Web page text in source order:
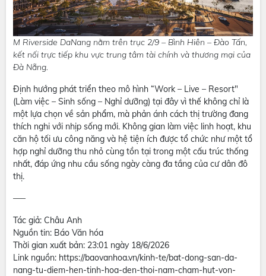
M Riverside DaNang nằm trên trục 2/9 – Bình Hiên – Đào Tấn,
kết nối trực tiếp khu vực trung tâm tài chính và thương mại của
Đà Nẵng.
Định hướng phát triển theo mô hình “Work – Live – Resort"
(Làm việc – Sinh sống – Nghỉ dưỡng) tại đây vì thế không chỉ là
một lựa chọn về sản phẩm, mà phản ánh cách thị trường đang
thích nghi với nhịp sống mới. Không gian làm việc linh hoạt, khu
căn hộ tối ưu công năng và hệ tiện ích được tổ chức như một tổ
hợp nghỉ dưỡng thu nhỏ cùng tồn tại trong một cấu trúc thống
nhất, đáp ứng nhu cầu sống ngày càng đa tầng của cư dân đô
thị.
—–
Tác giả: Châu Anh
Nguồn tin: Báo Văn hóa
Thời gian xuất bản: 23:01 ngày 18/6/2026
Link nguồn: https://baovanhoa.vn/kinh-te/bat-dong-san-da-
nang-tu-diem-hen-tinh-hoa-den-thoi-nam-cham-hut-von-